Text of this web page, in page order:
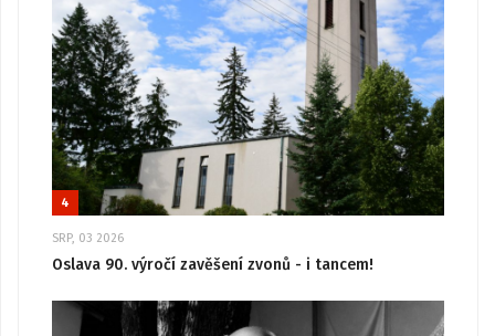
4
SRP, 03 2026
Oslava 90. výročí zavěšení zvonů - i tancem!